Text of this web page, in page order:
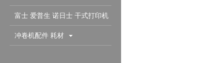
富士 爱普生 诺日士 干式打印机
配件耗材
冲卷机配件 耗材